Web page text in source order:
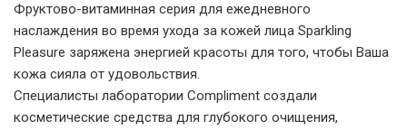
Фруктово-витаминная серия для ежедневного
наслаждения во время ухода за кожей лица Sparkling
Pleasure заряжена энергией красоты для того, чтобы Ваша
кожа сияла от удовольствия.
Специалисты лаборатории Compliment создали
косметические средства для глубокого очищения,